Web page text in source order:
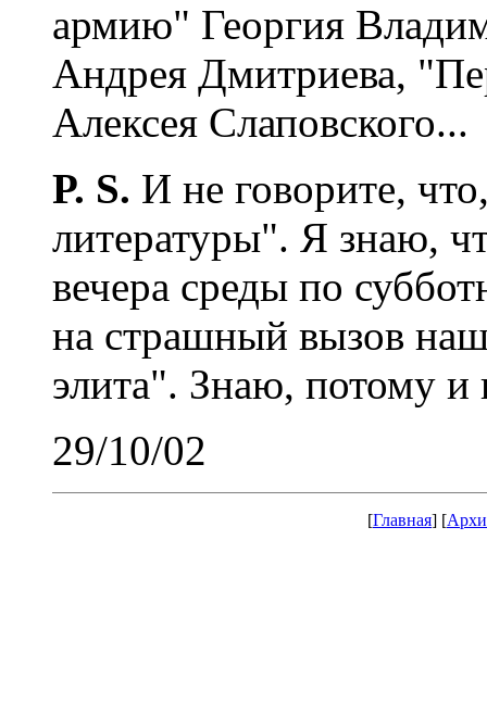
армию" Георгия
Андрея Дмитриева,
Алексея Слаповского...
P. S. И не говорите,
литературы". Я знаю,
вечера среды по
на страшный вызов
элита". Знаю, потому
29/10/02
[Главная] [